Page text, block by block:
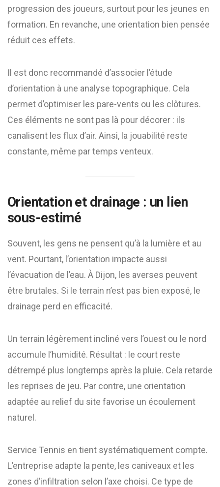
progression des joueurs, surtout pour les jeunes en
formation. En revanche, une orientation bien pensée
réduit ces effets.
Il est donc recommandé d’associer l’étude
d’orientation à une analyse topographique. Cela
permet d’optimiser les pare-vents ou les clôtures.
Ces éléments ne sont pas là pour décorer : ils
canalisent les flux d’air. Ainsi, la jouabilité reste
constante, même par temps venteux.
Orientation et drainage : un lien
sous-estimé
Souvent, les gens ne pensent qu’à la lumière et au
vent. Pourtant, l’orientation impacte aussi
l’évacuation de l’eau. À Dijon, les averses peuvent
être brutales. Si le terrain n’est pas bien exposé, le
drainage perd en efficacité.
Un terrain légèrement incliné vers l’ouest ou le nord
accumule l’humidité. Résultat : le court reste
détrempé plus longtemps après la pluie. Cela retarde
les reprises de jeu. Par contre, une orientation
adaptée au relief du site favorise un écoulement
naturel.
Service Tennis en tient systématiquement compte.
L’entreprise adapte la pente, les caniveaux et les
zones d’infiltration selon l’axe choisi. Ce type de